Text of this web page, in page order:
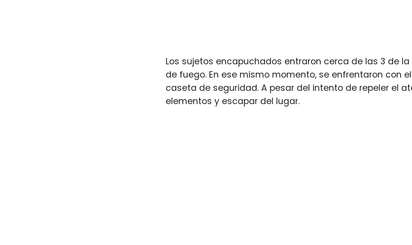
Los sujetos encapuchados entraron cerca de las 3 de
de fuego. En ese mismo momento, se enfrentaron con
caseta de seguridad. A pesar del intento de repeler el
elementos y escapar del lugar.